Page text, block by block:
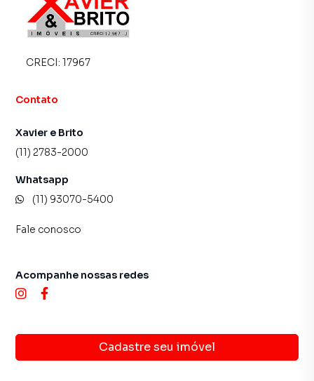
CRECI: 17967
Contato
Xavier e Brito
(11) 2783-2000
Whatsapp
(11) 93070-5400
Fale conosco
Cadastre seu imóvel
Acompanhe nossas redes